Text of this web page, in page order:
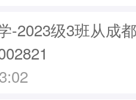
-2023级3班从成